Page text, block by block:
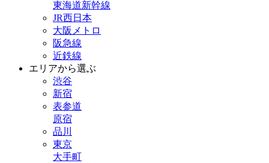
東海道新幹線
JR西日本
大阪メトロ
阪急線
近鉄線
エリアから選ぶ
渋谷
新宿
表参道
原宿
品川
東京
大手町